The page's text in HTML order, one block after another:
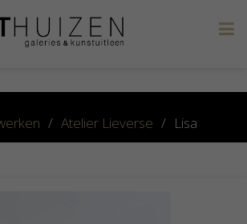
/ Atelier Lieverse / Lisa